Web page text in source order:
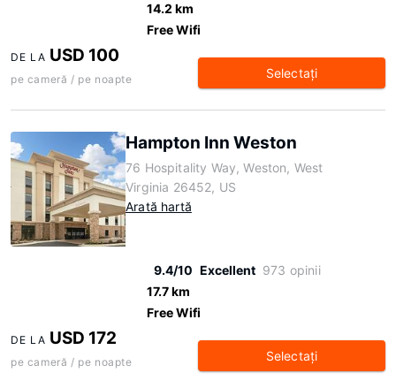
14.2 km
Free Wifi
DE LA USD 100
pe cameră / pe noapte Selectaţi
Hampton Inn Weston
76 Hospitality Way, Weston, West
Virginia 26452, US
Arată hartă
9.4/10 Excellent 973 opinii
17.7 km
Free Wifi
DE LA USD 172
pe cameră / pe noapte Selectaţi